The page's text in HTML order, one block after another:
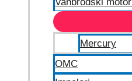
Mercury
OMC